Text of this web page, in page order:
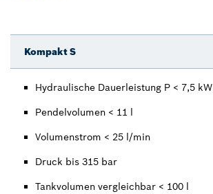
Kompakt S
Hydraulische Dauerleistung P < 7,5 kW
Pendelvolumen < 11 l
Volumenstrom < 25 l/min
Druck bis 315 bar
Tankvolumen vergleichbar < 100 l